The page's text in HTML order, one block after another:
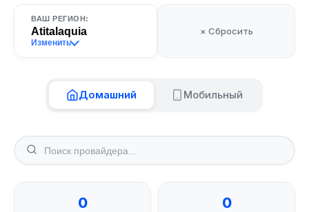
ВАШ РЕГИОН:
Atitalaquia
Изменить
× Сбросить
Домашний Мобильный
0 0